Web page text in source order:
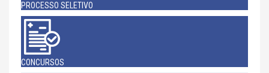
PROCESSO SELETIVO
CONCURSOS